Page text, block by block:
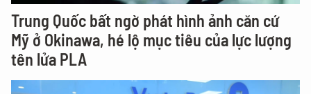
Trung Quốc bất ngờ phát hình ảnh căn cứ
Mỹ ở Okinawa, hé lộ mục tiêu của lực lượng
tên lửa PLA